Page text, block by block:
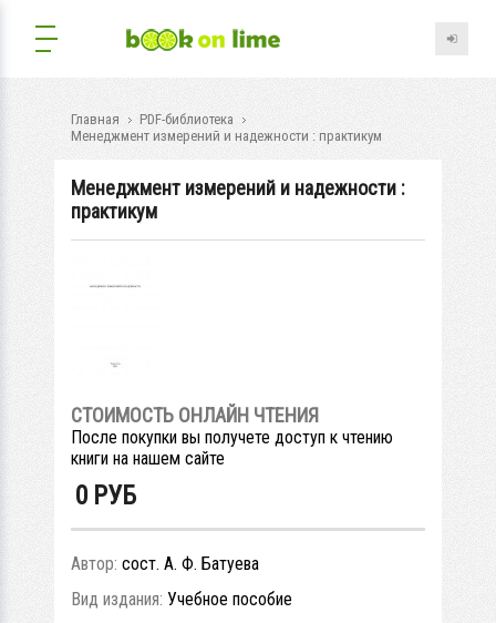
Главная
PDF-библиотека
Менеджмент измерений и надежности : практикум
Менеджмент измерений и надежности :
практикум
СТОИМОСТЬ ОНЛАЙН ЧТЕНИЯ
После покупки вы получете доступ к чтению
книги на нашем сайте
0 РУБ
Автор: сост. А. Ф. Батуева
Вид издания: Учебное пособие